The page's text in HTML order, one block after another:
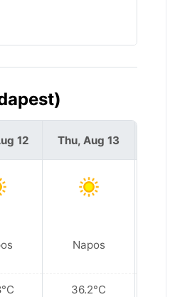
12 Thu, Aug 13
Napos
36.2°C